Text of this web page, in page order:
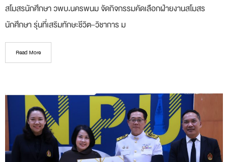
สโมสรนักศึกษา วพบ.นครพนม จัดกิจกรรมคัดเลือกฝ่ายงานสโมสร
นักศึกษา รุ่นที่เสริมทักษะชีวิต–วิชาการ ม
Read More